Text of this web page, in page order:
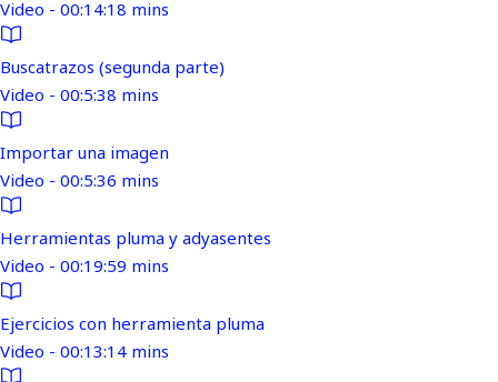
Video - 00:14:18 mins
Buscatrazos (segunda parte)
Video - 00:5:38 mins
Importar una imagen
Video - 00:5:36 mins
Herramientas pluma y adyasentes
Video - 00:19:59 mins
Ejercicios con herramienta pluma
Video - 00:13:14 mins